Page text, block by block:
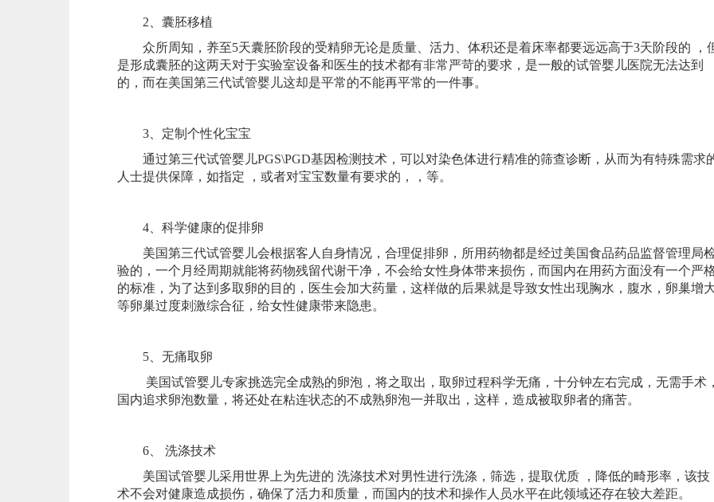
2、囊胚移植
众所周知，养至5天囊胚阶段的受精卵无论是质量、活力、体积还是着床率都要远远高于3天阶段的 ，
是形成囊胚的这两天对于实验室设备和医生的技术都有非常严苛的要求，是一般的试管婴儿医院无法达到
的，而在美国第三代试管婴儿这却是平常的不能再平常的一件事。
3、定制个性化宝宝
通过第三代试管婴儿PGS\PGD基因检测技术，可以对染色体进行精准的筛查诊断，从而为有特殊需求
人士提供保障，如指定 ，或者对宝宝数量有要求的，，等。
4、科学健康的促排卵
美国第三代试管婴儿会根据客人自身情况，合理促排卵，所用药物都是经过美国食品药品监督管理局
验的，一个月经周期就能将药物残留代谢干净，不会给女性身体带来损伤，而国内在用药方面没有一个严
的标准，为了达到多取卵的目的，医生会加大药量，这样做的后果就是导致女性出现胸水，腹水，卵巢增
等卵巢过度刺激综合征，给女性健康带来隐患。
5、无痛取卵
美国试管婴儿专家挑选完全成熟的卵泡，将之取出，取卵过程科学无痛，十分钟左右完成，无需手术，
国内追求卵泡数量，将还处在粘连状态的不成熟卵泡一并取出，这样，造成被取卵者的痛苦。
6、 洗涤技术
美国试管婴儿采用世界上为先进的 洗涤技术对男性进行洗涤，筛选，提取优质 ，降低的畸形率，该技
术不会对健康造成损伤，确保了活力和质量，而国内的技术和操作人员水平在此领域还存在较大差距。